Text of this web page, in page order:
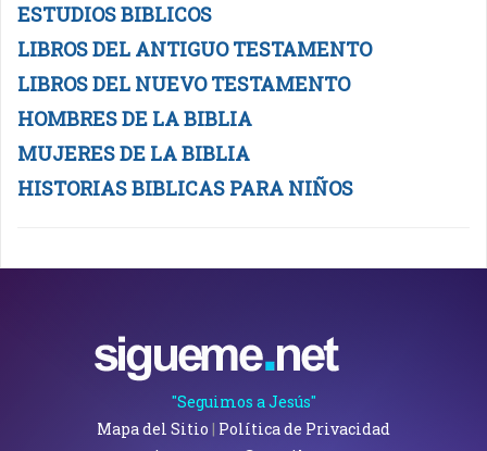
ESTUDIOS BIBLICOS
LIBROS DEL ANTIGUO TESTAMENTO
LIBROS DEL NUEVO TESTAMENTO
HOMBRES DE LA BIBLIA
MUJERES DE LA BIBLIA
HISTORIAS BIBLICAS PARA NIÑOS
"Seguimos a Jesús"
Mapa del Sitio | Política de Privacidad